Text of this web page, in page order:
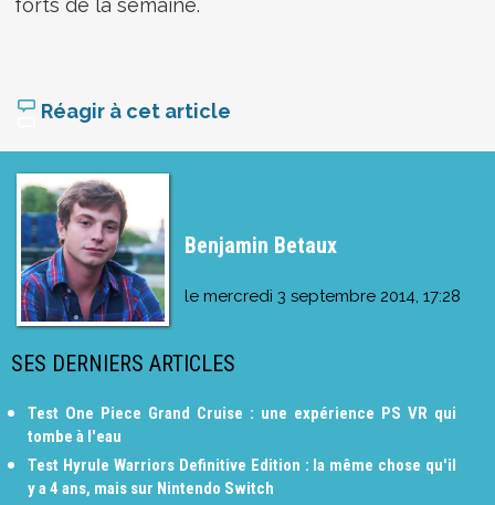
forts de la semaine.
Réagir à cet article
Benjamin Betaux
le mercredi 3 septembre 2014, 17:28
SES DERNIERS ARTICLES
Test One Piece Grand Cruise : une expérience PS VR qui
tombe à l'eau
Test Hyrule Warriors Definitive Edition : la même chose qu'il
y a 4 ans, mais sur Nintendo Switch